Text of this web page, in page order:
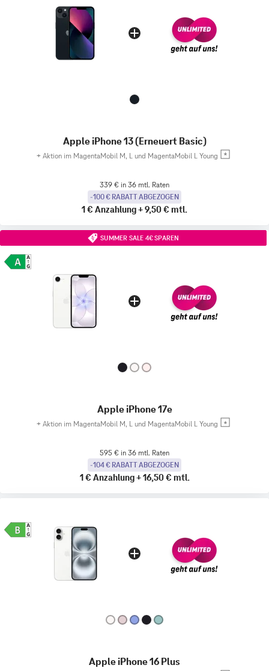
Apple iPhone 13 (Erneuert Basic)
+ Aktion im MagentaMobil M, L und MagentaMobil L Young
339 € in 36 mtl. Raten
-100 € RABATT ABGEZOGEN
1 € Anzahlung+9,50 € mtl.
SUMMER SALE 4€ SPAREN
Apple iPhone 17e
+ Aktion im MagentaMobil M, L und MagentaMobil L Young
595 € in 36 mtl. Raten
-104 € RABATT ABGEZOGEN
1 € Anzahlung+16,50 € mtl.
Apple iPhone 16 Plus